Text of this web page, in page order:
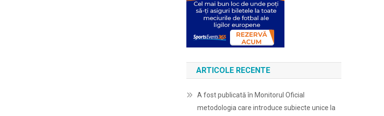
ARTICOLE RECENTE
A fost publicată în Monitorul Oficial
metodologia care introduce subiecte unice la